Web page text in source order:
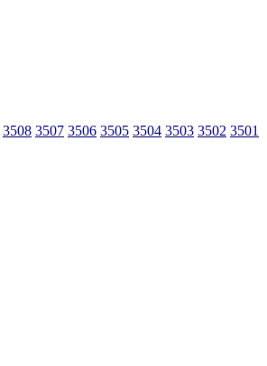
3508 3507 3506 3505 3504 3503 3502 3501